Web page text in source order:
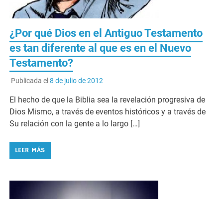
¿Por qué Dios en el Antiguo Testamento
es tan diferente al que es en el Nuevo
Testamento?
Publicada el 8 de julio de 2012
El hecho de que la Biblia sea la revelación progresiva de
Dios Mismo, a través de eventos históricos y a través de
Su relación con la gente a lo largo […]
LEER MÁS